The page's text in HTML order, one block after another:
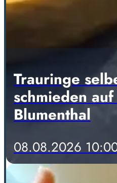
Trauringe
schmieden auf
Blumenthal
08.08.2026